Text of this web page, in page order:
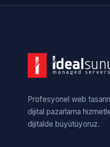
Profesyonel web
dijital pazarlama
dijitalde büyütüyoruz.